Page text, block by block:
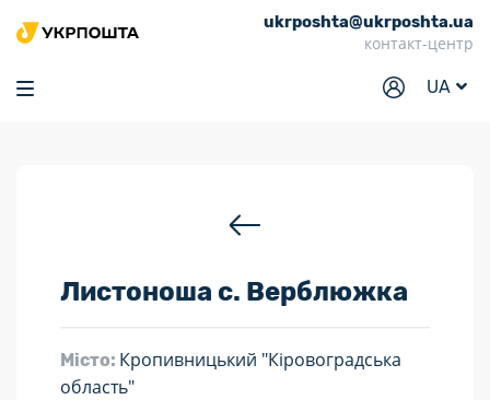
ukrposhta@ukrposhta.ua
контакт-центр
UA
Головна
Маркет
Відділення
Кар’єра
Листоноша с. Верблюжка
Місто: Кропивницький "Кіровоградська
область"